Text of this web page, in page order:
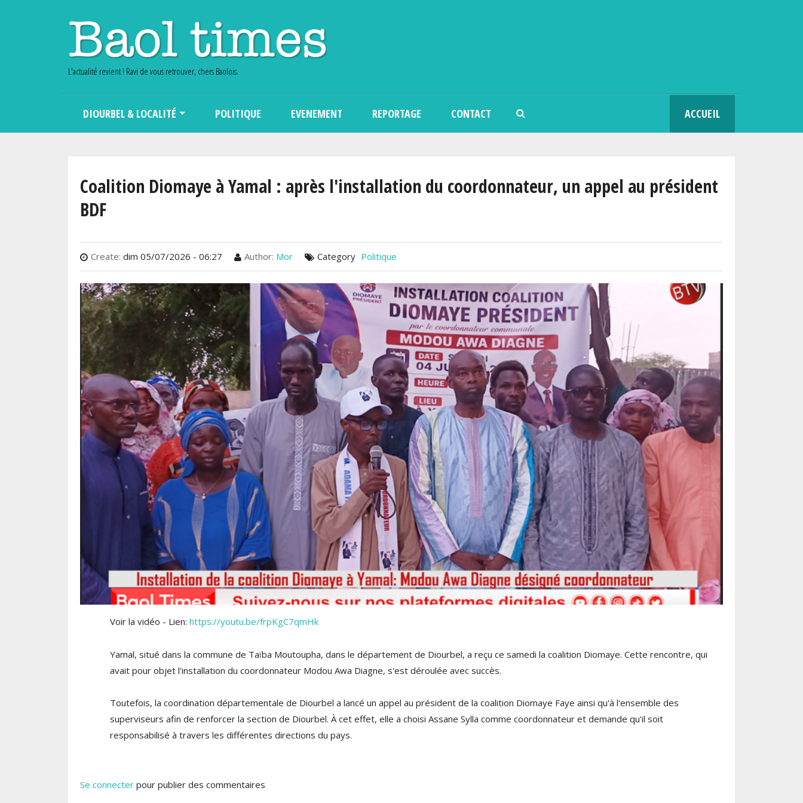
L'actualité revient ! Ravi de vous retrouver, chers Baolois.
DIOURBEL & LOCALITÉ POLITIQUE EVENEMENT REPORTAGE CONTACT ACCUEIL
Coalition Diomaye à Yamal : après l'installation du coordonnateur, un appel au président
BDF
Create: dim 05/07/2026 - 06:27 Author: Mor Category Politique
Voir la vidéo - Lien: https://youtu.be/frpKgC7qmHk
Yamal, situé dans la commune de Taïba Moutoupha, dans le département de Diourbel, a reçu ce samedi la coalition Diomaye. Cette rencontre, qui
avait pour objet l'installation du coordonnateur Modou Awa Diagne, s'est déroulée avec succès.
Toutefois, la coordination départementale de Diourbel a lancé un appel au président de la coalition Diomaye Faye ainsi qu'à l'ensemble des
superviseurs afin de renforcer la section de Diourbel. À cet effet, elle a choisi Assane Sylla comme coordonnateur et demande qu'il soit
responsabilisé à travers les différentes directions du pays.
Se connecter pour publier des commentaires